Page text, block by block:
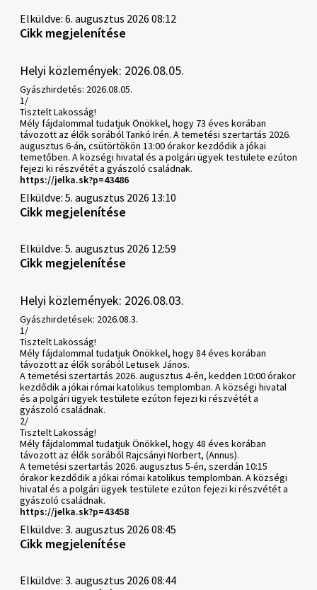
Elküldve: 6. augusztus 2026 08:12
Cikk megjelenítése
Helyi közlemények: 2026.08.05.
Gyászhirdetés: 2026.08.05.
1/
Tisztelt Lakosság!
Mély fájdalommal tudatjuk Önökkel, hogy 73 éves korában
távozott az élők sorából Tankó Irén. A temetési szertartás 2026.
augusztus 6-án, csütörtökön 13:00 órakor kezdődik a jókai
temetőben. A községi hivatal és a polgári ügyek testülete ezúton
fejezi ki részvétét a gyászoló családnak.
https://jelka.sk?p=43486
Elküldve: 5. augusztus 2026 13:10
Cikk megjelenítése
Elküldve: 5. augusztus 2026 12:59
Cikk megjelenítése
Helyi közlemények: 2026.08.03.
Gyászhirdetések: 2026.08.3.
1/
Tisztelt Lakosság!
Mély fájdalommal tudatjuk Önökkel, hogy 84 éves korában
távozott az élők sorából Letusek János.
A temetési szertartás 2026. augusztus 4-én, kedden 10:00 órakor
kezdődik a jókai római katolikus templomban. A községi hivatal
és a polgári ügyek testülete ezúton fejezi ki részvétét a
gyászoló családnak.
2/
Tisztelt Lakosság!
Mély fájdalommal tudatjuk Önökkel, hogy 48 éves korában
távozott az élők sorából Rajcsányi Norbert, (Annus).
A temetési szertartás 2026. augusztus 5-én, szerdán 10:15
órakor kezdődik a jókai római katolikus templomban. A községi
hivatal és a polgári ügyek testülete ezúton fejezi ki részvétét a
gyászoló családnak.
https://jelka.sk?p=43458
Elküldve: 3. augusztus 2026 08:45
Cikk megjelenítése
Elküldve: 3. augusztus 2026 08:44